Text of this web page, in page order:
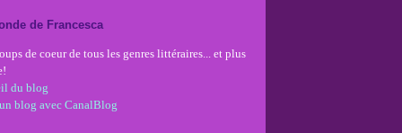
de Francesca
de coeur de tous les genres littéraires... et plus
du blog
blog avec CanalBlog